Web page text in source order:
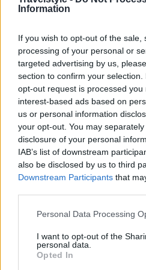
Information
If you wish to opt-out of the
processing of your personal or
targeted advertising by us,
section to confirm your
opt-out request is processed you
interest-based ads based on
us or personal information
your opt-out. You may
disclosure of your personal
IAB’s list of downstream
also be disclosed by us to third
Downstream Participants that
Please note that this website/
not limited to your visit or usage
grant or deny consent to Google
use your data for below
Personal Data Processing
I want to opt-out of the
personal data.
Opted In
Από το αγρόκτημα
ΣτηνΑυλή, κάθε πιάτο
πρώτες ύλες
πιστοποιημένο
εστιατορίου, το οποίο
στις αρχές της αειφορίας